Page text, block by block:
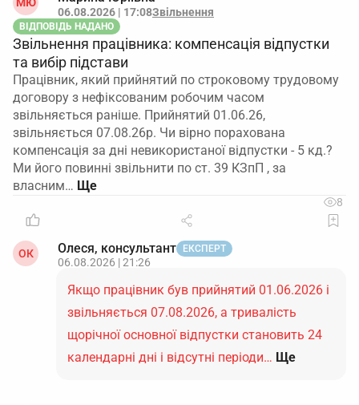
06.08.2026 | 17:08Звільнення
ВІДПОВІДЬ НАДАНО
Звільнення працівника: компенсація відпустки
та вибір підстави
Працівник, який прийнятий по строковому трудовому
договору з нефіксованим робочим часом
звільняється раніше. Прийнятий 01.06.26,
звільняється 07.08.26р. Чи вірно порахована
компенсація за дні невикористаної відпустки - 5 кд.?
Ми його повинні звільнити по ст. 39 КЗпП , за
власним…
8
ОК Олеся, консультант ЕКСПЕРТ
06.08.2026 | 21:26
Якщо працівник був прийнятий 01.06.2026 і
звільняється 07.08.2026, а тривалість
щорічної основної відпустки становить 24
календарні дні і відсутні періоди… Ще